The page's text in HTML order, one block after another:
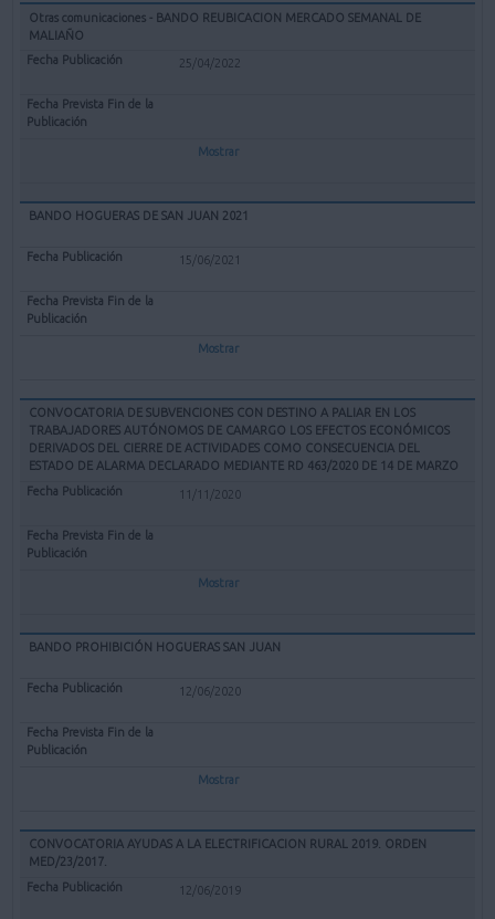
Otras comunicaciones - BANDO REUBICACION MERCADO SEMANAL DE
MALIAÑO
25/04/2022
Mostrar
BANDO HOGUERAS DE SAN JUAN 2021
15/06/2021
Mostrar
CONVOCATORIA DE SUBVENCIONES CON DESTINO A PALIAR EN LOS
TRABAJADORES AUTÓNOMOS DE CAMARGO LOS EFECTOS ECONÓMICOS
DERIVADOS DEL CIERRE DE ACTIVIDADES COMO CONSECUENCIA DEL
ESTADO DE ALARMA DECLARADO MEDIANTE RD 463/2020 DE 14 DE MARZO
11/11/2020
Mostrar
BANDO PROHIBICIÓN HOGUERAS SAN JUAN
12/06/2020
Mostrar
CONVOCATORIA AYUDAS A LA ELECTRIFICACION RURAL 2019. ORDEN
MED/23/2017.
12/06/2019